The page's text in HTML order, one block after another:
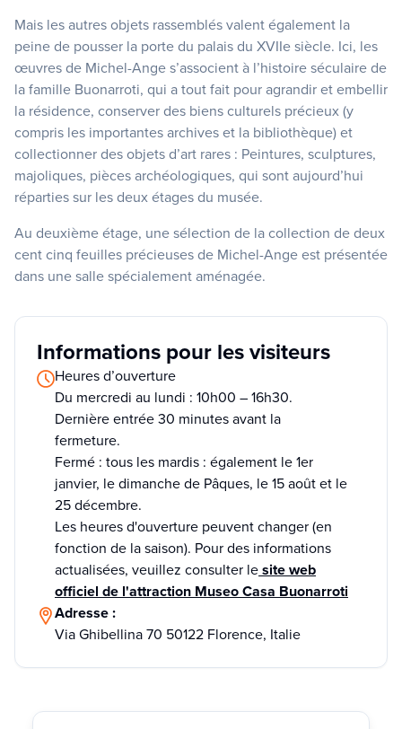
Mais les autres objets rassemblés valent également la
peine de pousser la porte du palais du XVIIe siècle. Ici, les
œuvres de Michel-Ange s’associent à l’histoire séculaire de
la famille Buonarroti, qui a tout fait pour agrandir et embellir
la résidence, conserver des biens culturels précieux (y
compris les importantes archives et la bibliothèque) et
collectionner des objets d’art rares : Peintures, sculptures,
majoliques, pièces archéologiques, qui sont aujourd’hui
réparties sur les deux étages du musée.
Au deuxième étage, une sélection de la collection de deux
cent cinq feuilles précieuses de Michel-Ange est présentée
dans une salle spécialement aménagée.
Informations pour les visiteurs
Heures d’ouverture
Du mercredi au lundi : 10h00 – 16h30.
Dernière entrée 30 minutes avant la
fermeture.
Fermé : tous les mardis : également le 1er
janvier, le dimanche de Pâques, le 15 août et le
25 décembre.
Les heures d'ouverture peuvent changer (en
fonction de la saison). Pour des informations
actualisées, veuillez consulter lesite web
officiel de l'attraction Museo Casa Buonarroti
Adresse :
Via Ghibellina 70 50122 Florence, Italie